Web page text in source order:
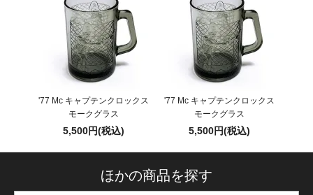
'77 Mc キャプテンクロックス
モークグラス
5,500円(税込)
'77 Mc キャプテンクロックス
モークグラス
5,500円(税込)
ほかの商品を探す